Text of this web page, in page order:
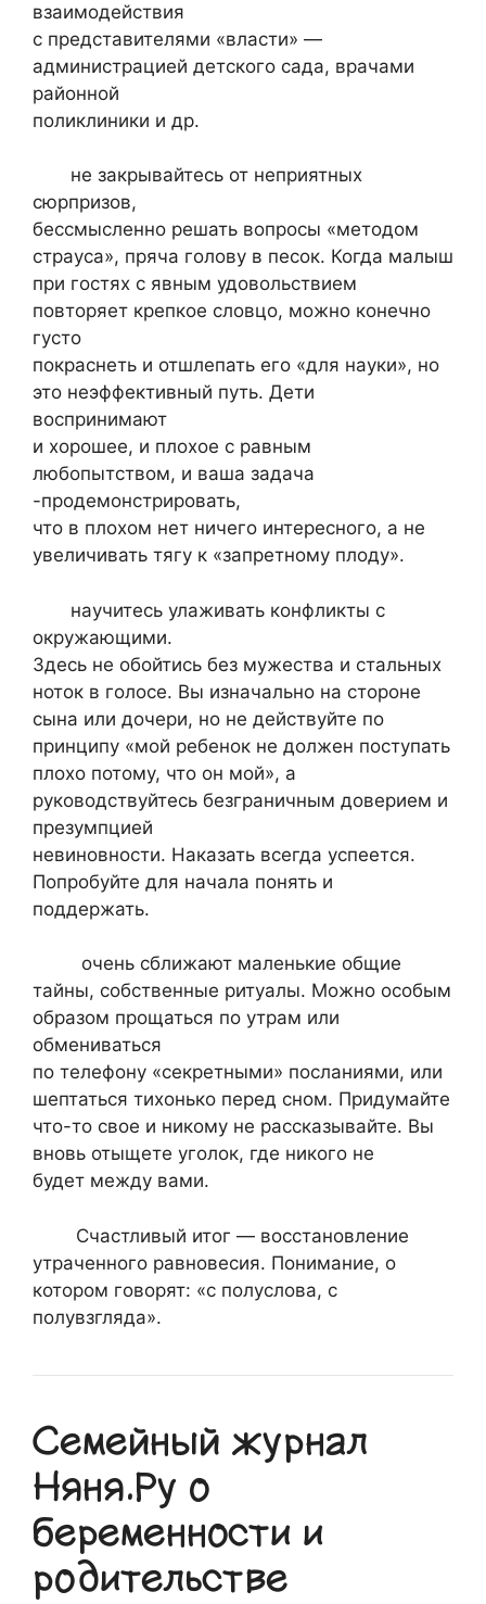
взаимодействия
с представителями «власти» —
администрацией детского сада, врачами
районной
поликлиники и др.
не закрывайтесь от неприятных
сюрпризов,
бессмысленно решать вопросы «методом
страуса», пряча голову в песок. Когда малыш
при гостях с явным удовольствием
повторяет крепкое словцо, можно конечно
густо
покраснеть и отшлепать его «для науки», но
это неэффективный путь. Дети
воспринимают
и хорошее, и плохое с равным
любопытством, и ваша задача
-продемонстрировать,
что в плохом нет ничего интересного, а не
увеличивать тягу к «запретному плоду».
научитесь улаживать конфликты с
окружающими.
Здесь не обойтись без мужества и стальных
ноток в голосе. Вы изначально на стороне
сына или дочери, но не действуйте по
принципу «мой ребенок не должен поступать
плохо потому, что он мой», а
руководствуйтесь безграничным доверием и
презумпцией
невиновности. Наказать всегда успеется.
Попробуйте для начала понять и
поддержать.
очень сближают маленькие общие
тайны, собственные ритуалы. Можно особым
образом прощаться по утрам или
обмениваться
по телефону «секретными» посланиями, или
шептаться тихонько перед сном. Придумайте
что-то свое и никому не рассказывайте. Вы
вновь отыщете уголок, где никого не
будет между вами.
Счастливый итог — восстановление
утраченного равновесия. Понимание, о
котором говорят: «с полуслова, с
полувзгляда».
Семейный журнал
Няня.Ру о
беременности и
родительстве